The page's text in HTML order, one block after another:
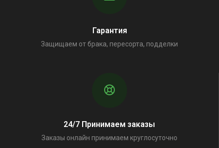
Гарантия
Защищаем от брака, пересорта, подделки
24/7 Принимаем заказы
Заказы онлайн принимаем круглосуточно